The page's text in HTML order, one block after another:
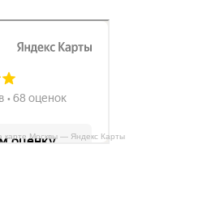
карте Москвы — Яндекс Карты